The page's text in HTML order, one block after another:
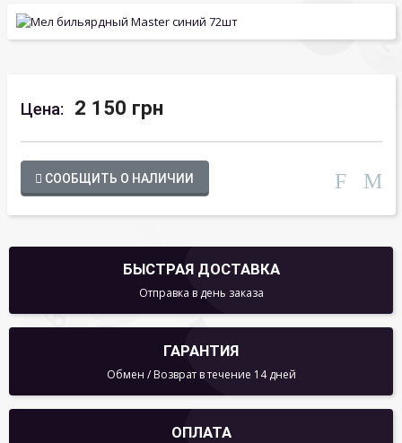
Цена: 2 150 грн
СООБЩИТЬ О НАЛИЧИИ
БЫСТРАЯ ДОСТАВКА
Отправка в день заказа
ГАРАНТИЯ
Обмен / Возврат в течение 14 дней
ОПЛАТА